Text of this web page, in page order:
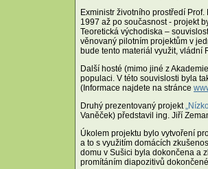
Exministr životního prostředí
1997 až po současnost - projekt
Teoretická východiska –
věnovaný pilotním projektům v
bude tento materiál využit, vládní
Další hosté (mimo jiné z
populaci. V této souvislosti byla
(Informace najdete na stránce
Druhý prezentovaný projekt
Vaněček) představil ing. Jiří
Úkolem projektu bylo vytvoření
a to s využitím domácích
domu v Sušici byla dokončena a
promítáním diapozitivů